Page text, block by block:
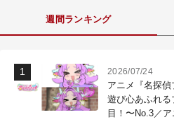
週間ランキング
2026/07/24
アニメ『名探
遊び心あふれる
目！〜No.3／